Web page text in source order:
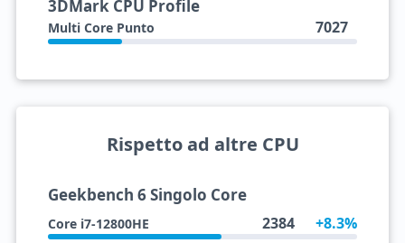
3DMark CPU Profile
Multi Core Punto 7027
Rispetto ad altre CPU
Geekbench 6 Singolo Core
Core i7-12800HE 2384 +8.3%